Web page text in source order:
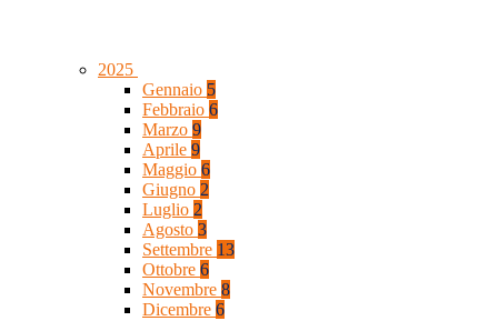
2025
Gennaio 5
Febbraio 6
Marzo 9
Aprile 9
Maggio 6
Giugno 2
Luglio 2
Agosto 3
Settembre 13
Ottobre 6
Novembre 8
Dicembre 6